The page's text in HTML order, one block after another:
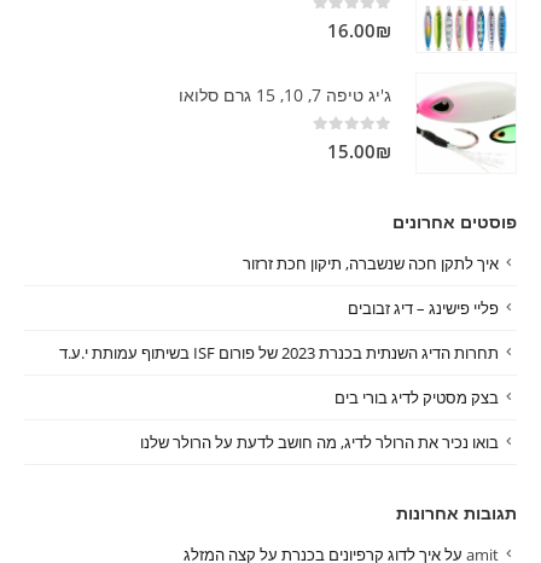
16.00₪
ג'יג טיפה 7, 10, 15 גרם סלואו
15.00₪
פוסטים אחרונים
איך לתקן חכה שנשברה, תיקון חכת זרזור
פליי פישינג – דיג זבובים
תחרות הדיג השנתית בכנרת 2023 של פורום ISF בשיתוף עמותת י.ע.ד
בצק מסטיק לדיג בורי בים
בואו נכיר את הרולר לדיג, מה חושב לדעת על הרולר שלנו
תגובות אחרונות
amit עלאיך לדוג קרפיונים בכנרת על קצה המזלג